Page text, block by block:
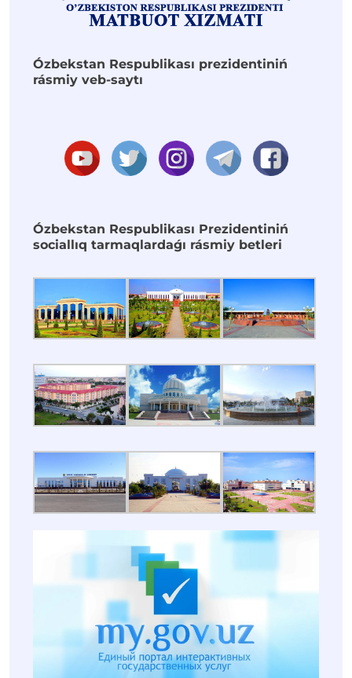
Ózbekstan Respublikası prezidentiniń
rásmiy veb-saytı
Ózbekstan Respublikası Prezidentiniń
sociallıq tarmaqlardaǵı rásmiy betleri